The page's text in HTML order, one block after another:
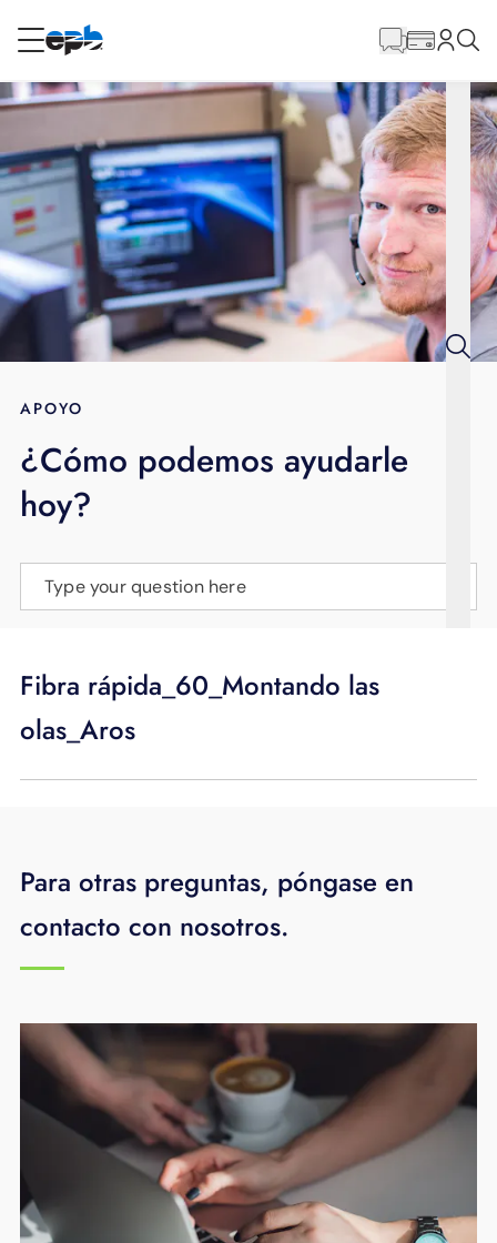
RESIDENCIAL
Internet
Energía
Televisión
BLOG
APOYO
principal
APOYO
¿Cómo podemos ayudarle
hoy?
Type your question here
Fibra rápida_60_Montando las
olas_Aros
Para otras preguntas, póngase en
contacto con nosotros.